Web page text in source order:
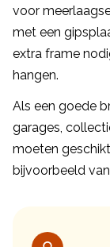
voor
met een
extra frame
hangen.
Als een goede
garages,
moeten
bijvoorbeeld